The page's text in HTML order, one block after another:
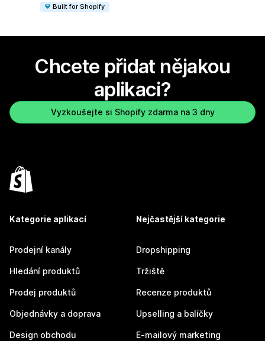
Built for Shopify
Chcete přidat nějakou
aplikaci?
Vyzkoušejte si Shopify zdarma na 3 dny
Kategorie aplikací
Prodejní kanály
Hledání produktů
Prodej produktů
Objednávky a doprava
Design obchodu
Nejčastější kategorie
Dropshipping
Tržiště
Recenze produktů
Upselling a balíčky
E-mailový marketing